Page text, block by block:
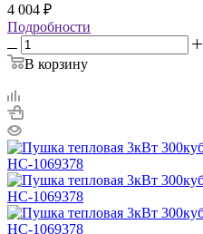
4 004 ₽
Подробности
В корзину